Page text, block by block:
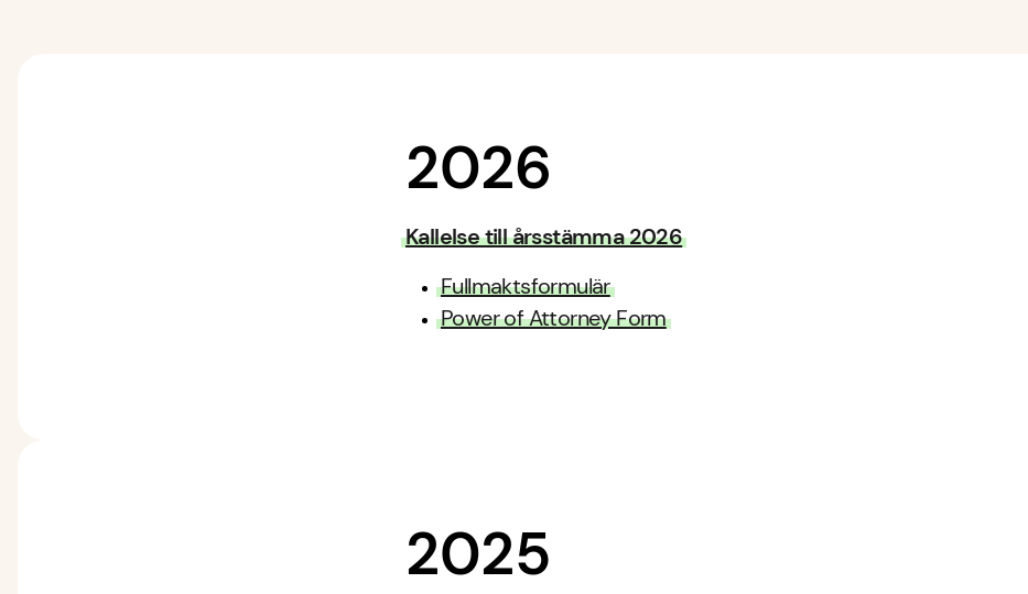
2026
Kallelse till årsstämma 2026
Fullmaktsformulär
Power of Attorney Form
2025